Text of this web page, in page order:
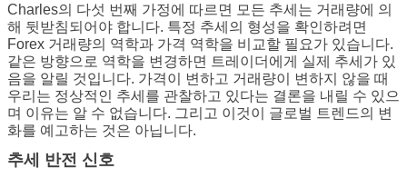
Charles의 다섯 번째 가정에 따르면 모든 추세는 거래량에 의
해 뒷받침되어야 합니다. 특정 추세의 형성을 확인하려면
Forex 거래량의 역학과 가격 역학을 비교할 필요가 있습니다.
같은 방향으로 역학을 변경하면 트레이더에게 실제 추세가 있
음을 알릴 것입니다. 가격이 변하고 거래량이 변하지 않을 때
우리는 정상적인 추세를 관찰하고 있다는 결론을 내릴 수 있으
며 이유는 알 수 없습니다. 그리고 이것이 글로벌 트렌드의 변
화를 예고하는 것은 아닙니다.
추세 반전 신호